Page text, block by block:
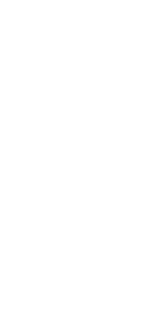
måste din miljö
och svar om
och måtten för
inställningar